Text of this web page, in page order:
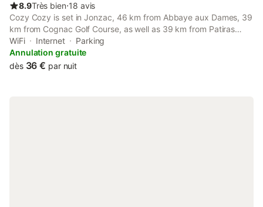
8.9Très bien⋅18 avis
Cozy Cozy is set in Jonzac, 46 km from Abbaye aux Dames, 39
km from Cognac Golf Course, as well as 39 km from Patiras
Island. It is situated 45 km from Saint Pierre Cathedral and
features private check-in and check-out.
WiFi Internet
Parking
Annulation gratuite
dès 36 € par nuit